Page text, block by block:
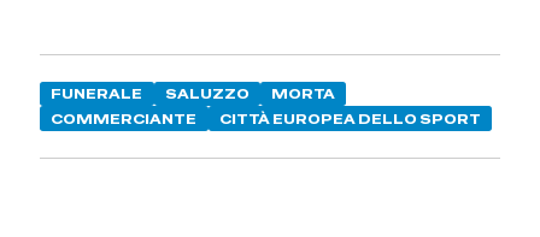
FUNERALE SALUZZO
MORTA
COMMERCIANTE
CITTÀ EUROPEA DELLO SPORT